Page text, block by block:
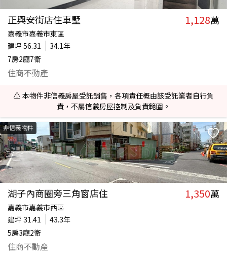
正興安街店住車墅 1,128萬
嘉義市嘉義市東區
建坪 56.31
34.1年
7房2廳7衛
住商不動產
⚠️ 本物件非信義房屋受託銷售，各項責任概由該受託業者自行負
責，不屬信義房屋控制及負責範圍。
非信義物件
湖子內商圈旁三角窗店住 1,350萬
嘉義市嘉義市西區
建坪 31.41
43.3年
5房3廳2衛
住商不動產